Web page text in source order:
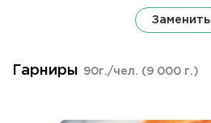
Заменить
Гарниры 90г./чел. (9 000 г.)